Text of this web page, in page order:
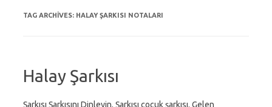
TAG ARCHIVES: HALAY ŞARKISI NOTALARI
Halay Şarkısı
Şarkısı Şarkısını Dinleyin. Şarkısı çocuk şarkısı. Gelen